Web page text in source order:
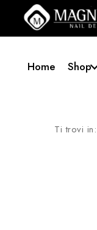
Home Shop
Ti trovi in: